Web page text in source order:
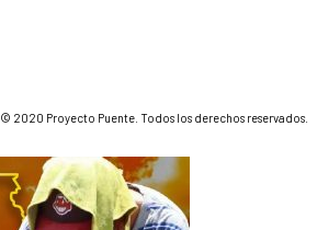
© 2020 Proyecto Puente. Todos los derechos reservados.